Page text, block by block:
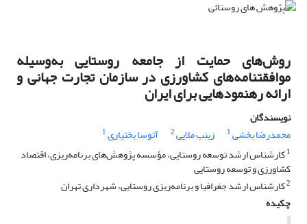
روش‌های حمایت از جامعه روستایی به‌وسیله
موافقتنامه‌های کشاورزی در سازمان تجارت جهانی و
ارائه رهنمودهایی برای ایران
نویسندگان
محمدرضا بخشی1 زینب ملایی2 آتوسا بختیاری1
1کارشناس ارشد توسعه روستایی، مؤسسه پژوهش‌های برنامه‌ریزی، اقتصاد
کشاورزی و توسعه روستایی
2کارشناس ارشد جغرافیا و برنامه‌ریزی روستایی، شهرداری تهران
چکیده